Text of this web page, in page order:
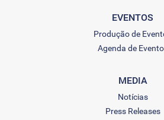
EVENTOS
Produção de
Agenda de
MEDIA
Notícias
Press Releases